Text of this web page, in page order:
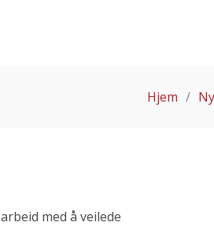
Hjem
med å veilede